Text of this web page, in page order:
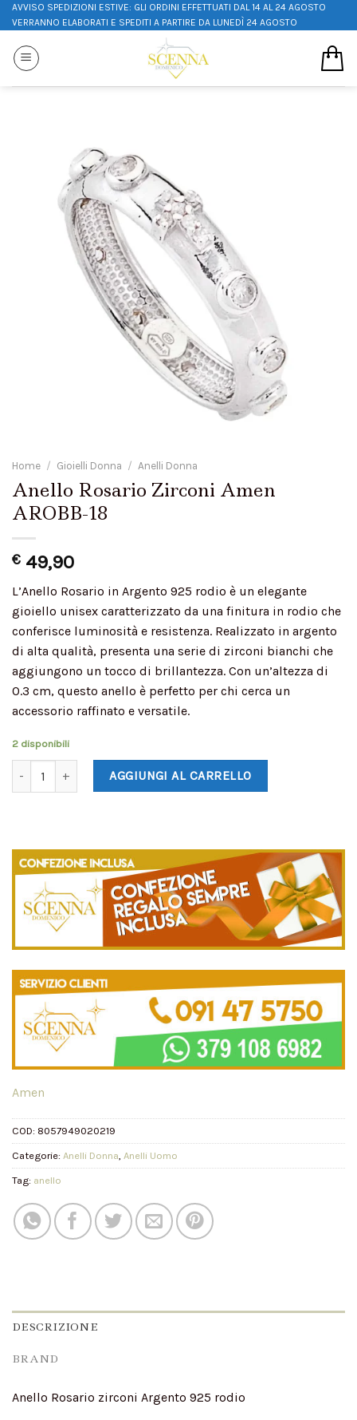
AVVISO SPEDIZIONI ESTIVE: GLI ORDINI EFFETTUATI DAL 14 AL 24 AGOSTO
VERRANNO ELABORATI E SPEDITI A PARTIRE DA LUNEDÌ 24 AGOSTO
Home / Gioielli Donna / Anelli Donna
Anello Rosario Zirconi Amen
AROBB-18
€ 49,90
L’Anello Rosario in Argento 925 rodio è un elegante
gioiello unisex caratterizzato da una finitura in rodio che
conferisce luminosità e resistenza. Realizzato in argento
di alta qualità, presenta una serie di zirconi bianchi che
aggiungono un tocco di brillantezza. Con un’altezza di
0.3 cm, questo anello è perfetto per chi cerca un
accessorio raffinato e versatile.
2 disponibili
AGGIUNGI AL CARRELLO
Amen
COD: 8057949020219
Categorie: Anelli Donna, Anelli Uomo
Tag: anello
DESCRIZIONE
BRAND
Anello Rosario zirconi Argento 925 rodio